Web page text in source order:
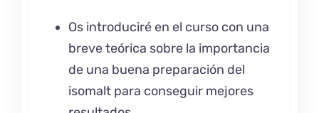
Os introduciré en el curso con una
breve teórica sobre la importancia
de una buena preparación del
isomalt para conseguir mejores